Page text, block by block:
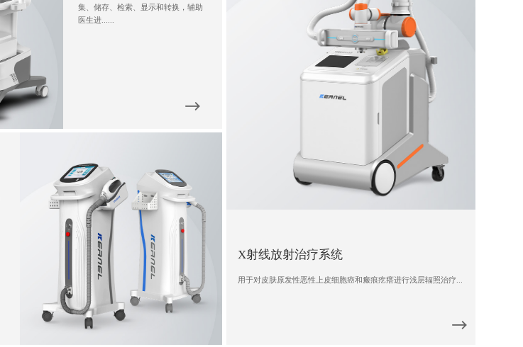
集、储存、检索、显示和转换，辅助
医生进......
X射线放射治疗系统
用于对皮肤原发性恶性上皮细胞癌和瘢痕疙瘩进行浅层辐照治疗...